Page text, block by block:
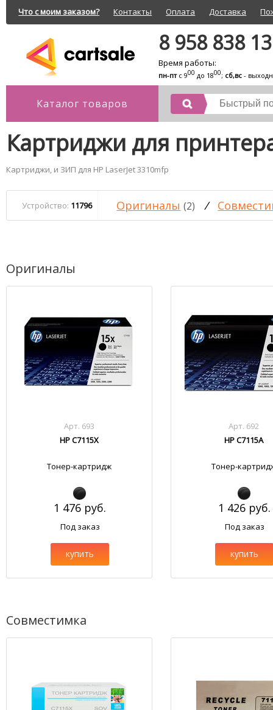
Что с моим заказом? Контакты Оплата Доставка
8 958 838
Время работы:
пн-птс 900 до 1800; сб,вс -
Каталог товаров
Картриджи для
Картриджи, и ЗИП для HP LaserJet 3310mfp
Устройство: 11796 Оригиналы (2) /
Оригиналы
Арт. 693
HP C7115X
Тонер-картридж
1 476 руб.
Под заказ
купить
Арт. 692
HP C7115A
Тонер-
1 426 руб.
Под заказ
купить
Совместимка